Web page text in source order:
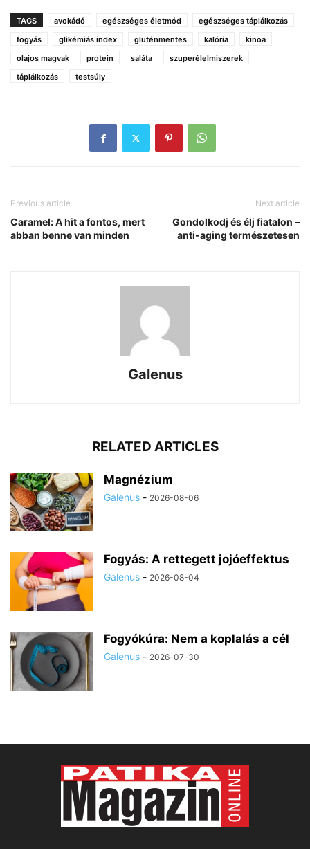
TAGS avokádó egészséges életmód
egészséges táplálkozás
fogyás
glikémiás index gluténmentes kalória
kinoa
olajos magvak
protein saláta
szuperélelmiszerek
táplálkozás
testsúly
Previous article
Caramel: A hit a fontos, mert
abban benne van minden
Next article
Gondolkodj és élj fiatalon –
anti-aging természetesen
Galenus
RELATED ARTICLES
Magnézium
Galenus - 2026-08-06
Fogyás: A rettegett jojóeffektus
Galenus - 2026-08-04
Fogyókúra: Nem a koplalás a cél
Galenus - 2026-07-30